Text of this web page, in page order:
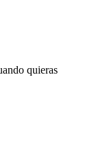
quieras